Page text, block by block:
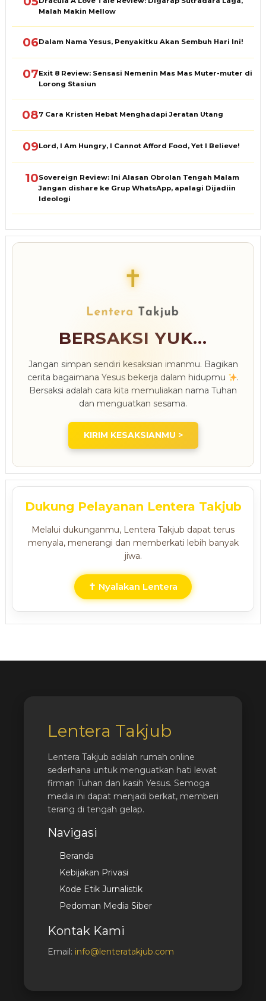
Malah Makin Mellow
06Dalam Nama Yesus, Penyakitku Akan Sembuh Hari Ini!
07Exit 8 Review: Sensasi Nemenin Mas Mas Muter-muter di
Lorong Stasiun
087 Cara Kristen Hebat Menghadapi Jeratan Utang
09Lord, I Am Hungry, I Cannot Afford Food, Yet I Believe!
10Sovereign Review: Ini Alasan Obrolan Tengah Malam
Jangan dishare ke Grup WhatsApp, apalagi Dijadiin
Ideologi
✝
BERSAKSI YUK...
Jangan simpan sendiri kesaksian imanmu. Bagikan
cerita bagaimana Yesus bekerja dalam hidupmu
.
Bersaksi adalah cara kita memuliakan nama Tuhan
dan menguatkan sesama.
KIRIM KESAKSIANMU >
Dukung Pelayanan Lentera Takjub
Melalui dukunganmu, Lentera Takjub dapat terus
menyala, menerangi dan memberkati lebih banyak
jiwa.
✝ Nyalakan Lentera
Lentera Takjub
Lentera Takjub adalah rumah online
sederhana untuk menguatkan hati lewat
firman Tuhan dan kasih Yesus. Semoga
media ini dapat menjadi berkat, memberi
terang di tengah gelap.
Navigasi
Beranda
Kebijakan Privasi
Kode Etik Jurnalistik
Pedoman Media Siber
Kontak Kami
Email: info@lenteratakjub.com